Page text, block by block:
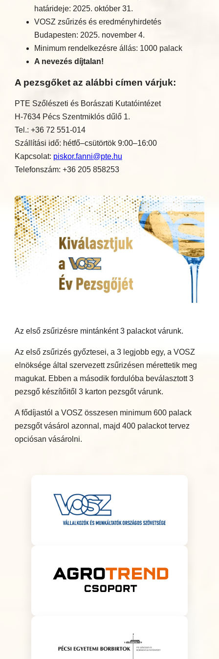
határideje: 2025. október 31.
VOSZ zsűrizés és eredményhirdetés
Budapesten: 2025. november 4.
Minimum rendelkezésre állás: 1000 palack
A nevezés díjtalan!
A pezsgőket az alábbi címen várjuk:
PTE Szőlészeti és Borászati Kutatóintézet
H-7634 Pécs Szentmiklós dűlő 1.
Tel.: +36 72 551-014
Szállítási idő: hétfő–csütörtök 9:00–16:00
Kapcsolat: piskor.fanni@pte.hu
Telefonszám: +36 205 858253
Az első zsűrizésre mintánként 3 palackot várunk.
Az első zsűrizés győztesei, a 3 legjobb egy, a VOSZ
elnöksége által szervezett zsűrizésen mérettetik meg
magukat. Ebben a második fordulóba beválasztott 3
pezsgő készítőitől 3 karton pezsgőt várunk.
A fődíjastól a VOSZ összesen minimum 600 palack
pezsgőt vásárol azonnal, majd 400 palackot tervez
opciósan vásárolni.